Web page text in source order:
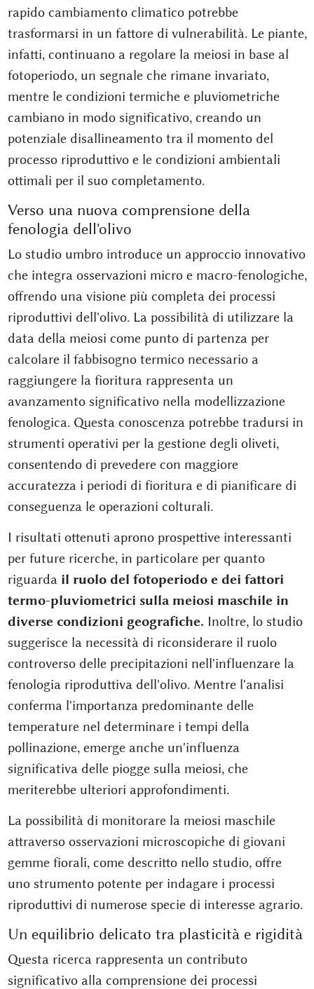
rapido cambiamento climatico potrebbe
trasformarsi in un fattore di vulnerabilità. Le piante,
infatti, continuano a regolare la meiosi in base al
fotoperiodo, un segnale che rimane invariato,
mentre le condizioni termiche e pluviometriche
cambiano in modo significativo, creando un
potenziale disallineamento tra il momento del
processo riproduttivo e le condizioni ambientali
ottimali per il suo completamento.
Verso una nuova comprensione della
fenologia dell'olivo
Lo studio umbro introduce un approccio innovativo
che integra osservazioni micro e macro-fenologiche,
offrendo una visione più completa dei processi
riproduttivi dell'olivo. La possibilità di utilizzare la
data della meiosi come punto di partenza per
calcolare il fabbisogno termico necessario a
raggiungere la fioritura rappresenta un
avanzamento significativo nella modellizzazione
fenologica. Questa conoscenza potrebbe tradursi in
strumenti operativi per la gestione degli oliveti,
consentendo di prevedere con maggiore
accuratezza i periodi di fioritura e di pianificare di
conseguenza le operazioni colturali.
I risultati ottenuti aprono prospettive interessanti
per future ricerche, in particolare per quanto
riguarda il ruolo del fotoperiodo e dei fattori
termo-pluviometrici sulla meiosi maschile in
diverse condizioni geografiche. Inoltre, lo studio
suggerisce la necessità di riconsiderare il ruolo
controverso delle precipitazioni nell'influenzare la
fenologia riproduttiva dell'olivo. Mentre l'analisi
conferma l'importanza predominante delle
temperature nel determinare i tempi della
pollinazione, emerge anche un'influenza
significativa delle piogge sulla meiosi, che
meriterebbe ulteriori approfondimenti.
La possibilità di monitorare la meiosi maschile
attraverso osservazioni microscopiche di giovani
gemme fiorali, come descritto nello studio, offre
uno strumento potente per indagare i processi
riproduttivi di numerose specie di interesse agrario.
Un equilibrio delicato tra plasticità e rigidità
Questa ricerca rappresenta un contributo
significativo alla comprensione dei processi